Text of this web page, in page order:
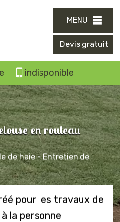
MENU
Devis gratuit
indisponible
en rouleau
de haie - Entretien de
pour les travaux de
la personne